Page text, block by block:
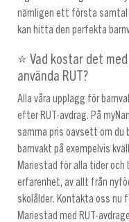
nämligen ett första samtal
kan hitta den perfekta
⭐ Vad kostar det
använda RUT?
Alla våra upplägg för
efter RUT-avdrag. På
samma pris oavsett om du
barnvakt på exempelvis
Mariestad för alla tider och
erfarenhet, av allt från
skolålder. Kontakta oss nu
Mariestad med RUT-